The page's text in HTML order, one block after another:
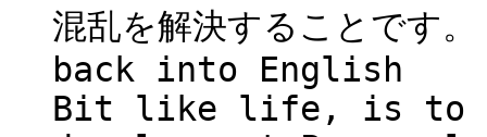
混乱を解決することです。
back into English
Bit like life, is to